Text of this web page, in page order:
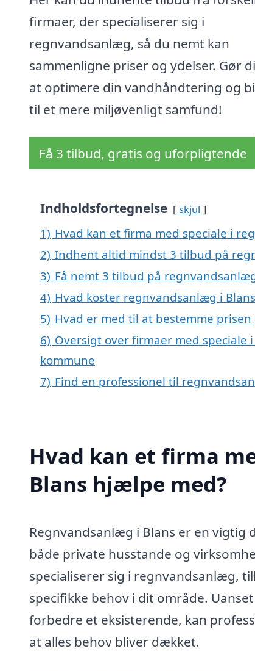
firmaer, der specialiserer sig i
regnvandsanlæg, så du nemt kan
sammenligne priser og ydelser. Gør
at optimere din vandhåndtering og
til et mere miljøvenligt samfund!
Få 3 tilbud, gratis og uforpligtende
Indholdsfortegnelse skjul
1) Hvad kan et firma med speciale i
2) Indhent altid mindst 3 tilbud på
3) Få nemt 3 tilbud på
4) Hvad koster regnvandsanlæg i
5) Hvad er med til at bestemme
6) Oversigt over firmaer med
kommune
7) Find en professionel til
Hvad kan et firma
Blans hjælpe med?
Regnvandsanlæg i Blans er en
både private husstande og
specialiserer sig i regnvandsanlæg,
specifikke behov i dit område.
forbedre et eksisterende, kan
at alles behov bliver dækket.